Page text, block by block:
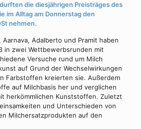
Alt + Shift + K
Alt + Shift +
die diesjährigen Preisträges des
im Alltag am Donnerstag den
nehmen.
Aarnava, Adalberto und Pramit haben
in zwei Wettbewerbsrunden mit
Versuche rund um Milch
auf Grund der Wechselwirkungen
Farbstoffen kreierten sie. Außerdem
auf Milchbasis her und verglichen
herkömmlichen Kunststoffen. Zuletzt
und Unterschieden von
Milchersatzprodukten auf den